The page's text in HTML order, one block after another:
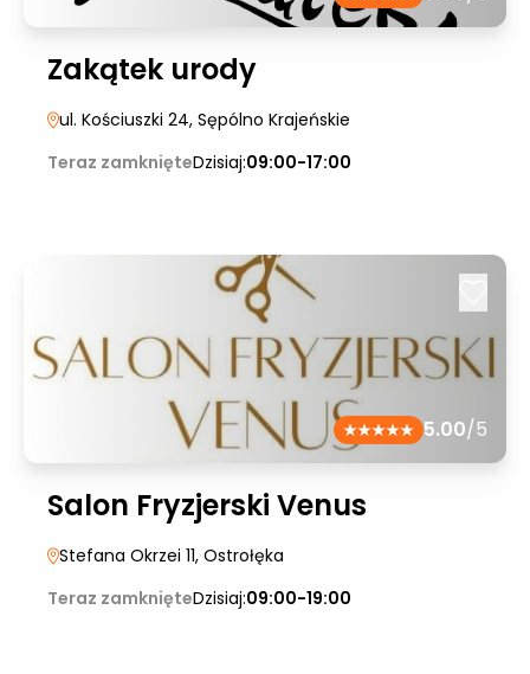
Zakątek urody
ul. Kościuszki 24, Sępólno Krajeńskie
Teraz zamknięteDzisiaj:09:00-17:00
5.00/5
Salon Fryzjerski Venus
Stefana Okrzei 11, Ostrołęka
Teraz zamknięteDzisiaj:09:00-19:00